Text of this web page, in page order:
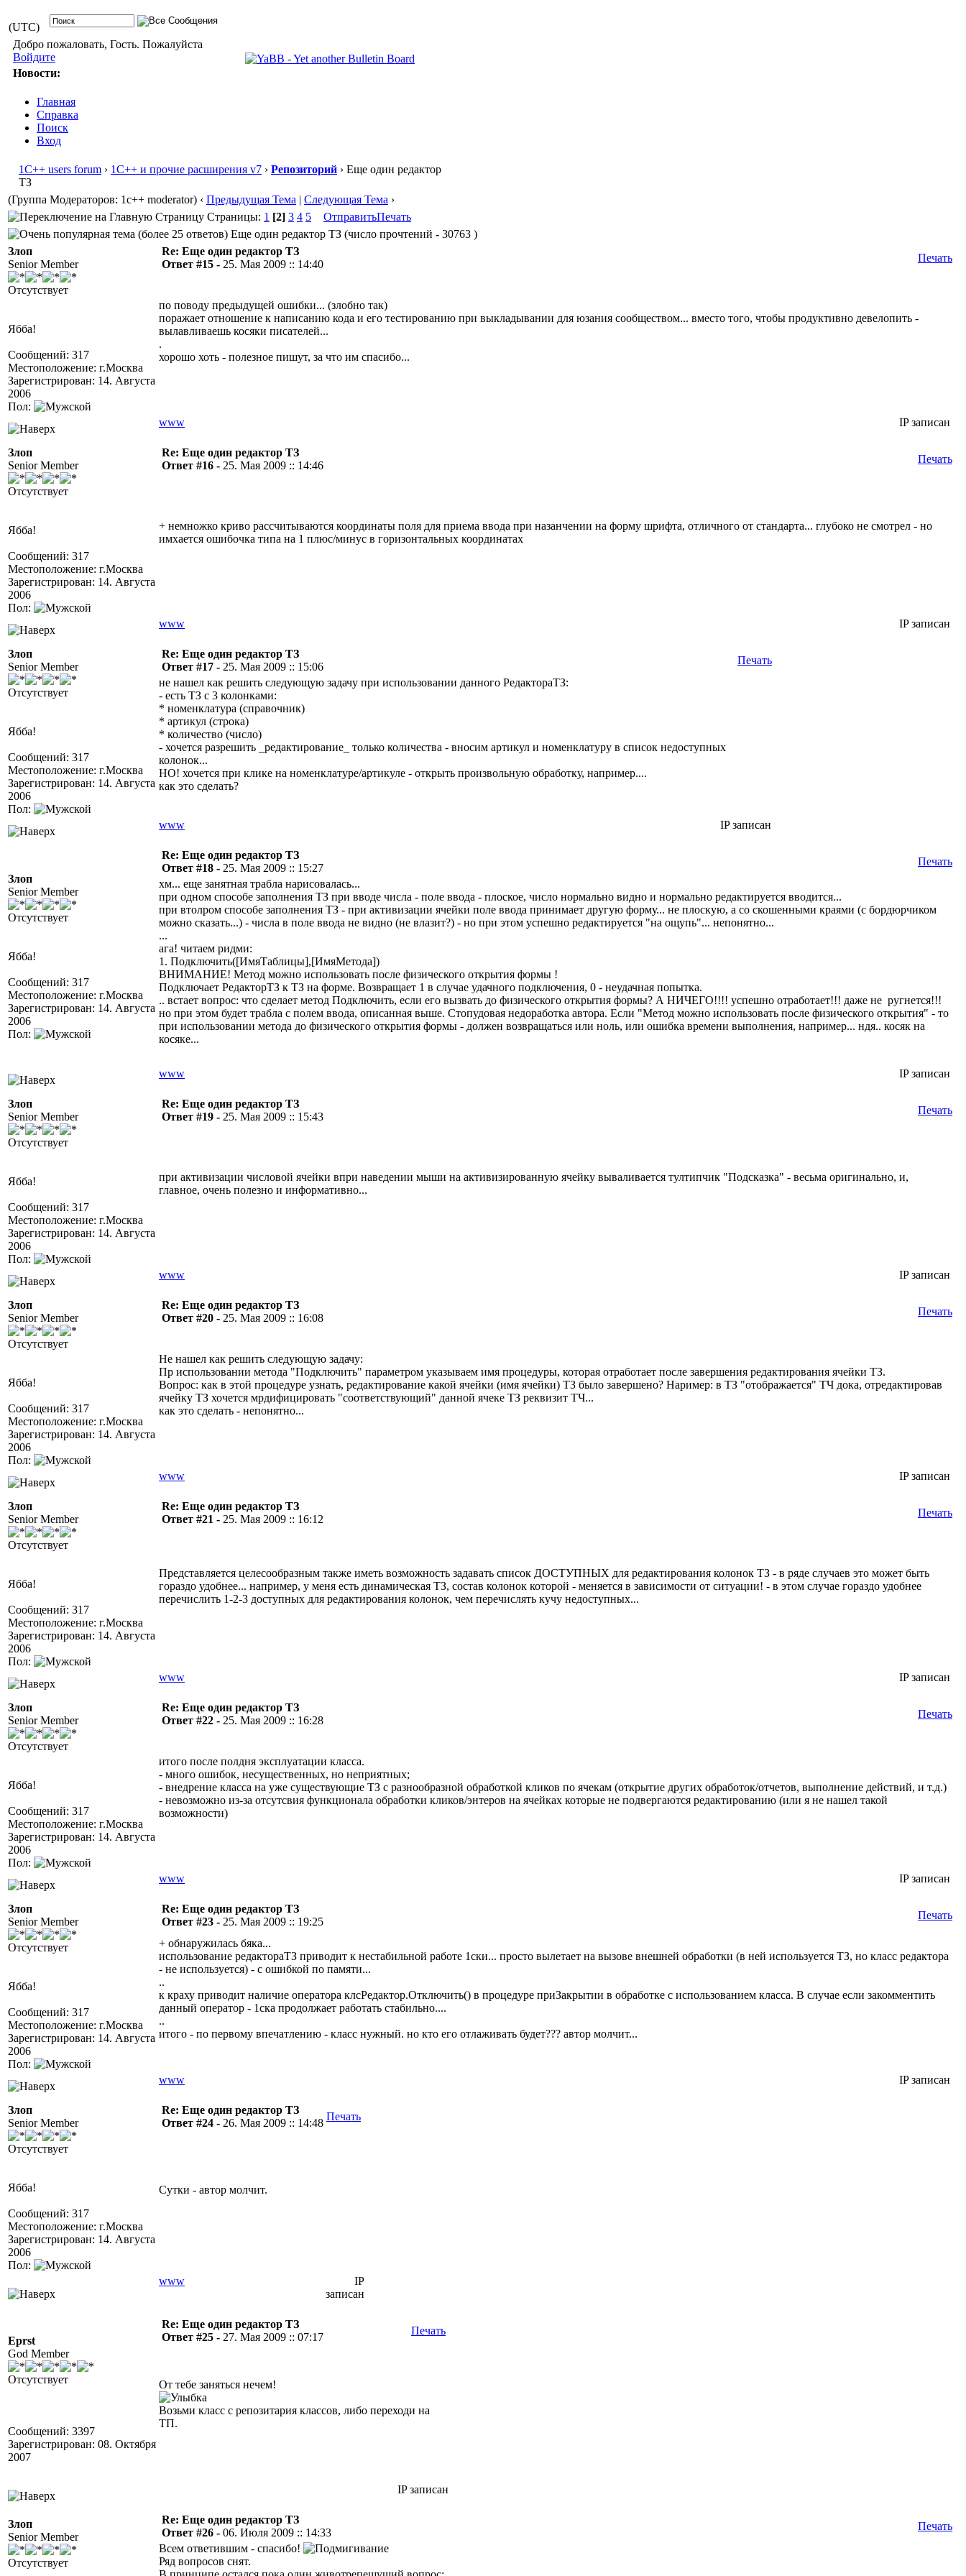
(UTC)
Добро пожаловать, Гость. Пожалуйста
Войдите
Новости:
Главная
Справка
Поиск
Вход
1С++ users forum › 1С++ и прочие расширения v7 › Репозиторий › Еще один редактор
ТЗ
(Группа Модераторов: 1c++ moderator) ‹ Предыдущая Тема | Следующая Тема ›
Страницы: 1 [2] 3 4 5 ОтправитьПечать
Еще один редактор ТЗ (число прочтений - 30763 )
Злоп
Senior Member
Отсутствует
Ябба!
Сообщений: 317
Местоположение: г.Москва
Зарегистрирован: 14. Августа
2006
Пол:
Re: Еще один редактор ТЗ
Ответ #15 - 25. Мая 2009 :: 14:40
Печать
по поводу предыдущей ошибки... (злобно так)
поражает отношение к написанию кода и его тестированию при выкладывании для юзания сообществом... вместо того, чтобы продуктивно девелопить -
вылавливаешь косяки писателей...
.
хорошо хоть - полезное пишут, за что им спасибо...
www IP записан
Злоп
Senior Member
Отсутствует
Ябба!
Сообщений: 317
Местоположение: г.Москва
Зарегистрирован: 14. Августа
2006
Пол:
Re: Еще один редактор ТЗ
Ответ #16 - 25. Мая 2009 :: 14:46
Печать
+ немножко криво рассчитываются координаты поля для приема ввода при назанчении на форму шрифта, отличного от стандарта... глубоко не смотрел - но
имхается ошибочка типа на 1 плюс/минус в горизонтальных координатах
www IP записан
Злоп
Senior Member
Отсутствует
Ябба!
Сообщений: 317
Местоположение: г.Москва
Зарегистрирован: 14. Августа
2006
Пол:
Re: Еще один редактор ТЗ
Ответ #17 - 25. Мая 2009 :: 15:06
Печать
не нашел как решить следующую задачу при использовании данного РедактораТЗ:
- есть ТЗ с 3 колонками:
* номенклатура (справочник)
* артикул (строка)
* количество (число)
- хочется разрешить _редактирование_ только количества - вносим артикул и номенклатуру в список недоступных
колонок...
НО! хочется при клике на номенклатуре/артикуле - открыть произвольную обработку, например....
как это сделать?
www IP записан
Злоп
Senior Member
Отсутствует
Ябба!
Сообщений: 317
Местоположение: г.Москва
Зарегистрирован: 14. Августа
2006
Пол:
Re: Еще один редактор ТЗ
Ответ #18 - 25. Мая 2009 :: 15:27
Печать
хм... еще занятная трабла нарисовалась...
при одном способе заполнения ТЗ при вводе числа - поле ввода - плоское, число нормально видно и нормально редактируется вводится...
при втолром способе заполнения ТЗ - при активизации ячейки поле ввода принимает другую форму... не плоскую, а со скошенными краями (с бордюрчиком
можно сказать...) - числа в поле ввода не видно (не влазит?) - но при этом успешно редактируется "на ощупь"... непонятно...
...
ага! читаем ридми:
1. Подключить([ИмяТаблицы],[ИмяМетода])
ВНИМАНИЕ! Метод можно использовать после физического открытия формы !
Подключает РедакторТЗ к ТЗ на форме. Возвращает 1 в случае удачного подключения, 0 - неудачная попытка.
.. встает вопрос: что сделает метод Подключить, если его вызвать до физического открытия формы? А НИЧЕГО!!!! успешно отработает!!! даже не ругнется!!!
но при этом будет трабла с полем ввода, описанная выше. Стопудовая недоработка автора. Если "Метод можно использовать после физического открытия" - то
при использовании метода до физического открытия формы - должен возвращаться или ноль, или ошибка времени выполнения, например... ндя.. косяк на
косяке...
www IP записан
Злоп
Senior Member
Отсутствует
Ябба!
Сообщений: 317
Местоположение: г.Москва
Зарегистрирован: 14. Августа
2006
Пол:
Re: Еще один редактор ТЗ
Ответ #19 - 25. Мая 2009 :: 15:43
Печать
при активизации числовой ячейки впри наведении мыши на активизированную ячейку вываливается тултипчик "Подсказка" - весьма оригинально, и,
главное, очень полезно и информативно...
www IP записан
Злоп
Senior Member
Отсутствует
Ябба!
Сообщений: 317
Местоположение: г.Москва
Зарегистрирован: 14. Августа
2006
Пол:
Re: Еще один редактор ТЗ
Ответ #20 - 25. Мая 2009 :: 16:08
Печать
Не нашел как решить следующую задачу:
Пр использовании метода "Подключить" параметром указываем имя процедуры, которая отработает после завершения редактирования ячейки ТЗ.
Вопрос: как в этой процедуре узнать, редактирование какой ячейки (имя ячейки) ТЗ было завершено? Наример: в ТЗ "отображается" ТЧ дока, отредактировав
ячейку ТЗ хочется мрдифицировать "соответствующий" данной ячеке ТЗ реквизит ТЧ...
как это сделать - непонятно...
www IP записан
Злоп
Senior Member
Отсутствует
Ябба!
Сообщений: 317
Местоположение: г.Москва
Зарегистрирован: 14. Августа
2006
Пол:
Re: Еще один редактор ТЗ
Ответ #21 - 25. Мая 2009 :: 16:12
Печать
Представляется целесообразным также иметь возможность задавать список ДОСТУПНЫХ для редактирования колонок ТЗ - в ряде случаев это может быть
гораздо удобнее... например, у меня есть динамическая ТЗ, состав колонок которой - меняется в зависимости от ситуации! - в этом случае гораздо удобнее
перечислить 1-2-3 доступных для редактирования колонок, чем перечислять кучу недоступных...
www IP записан
Злоп
Senior Member
Отсутствует
Ябба!
Сообщений: 317
Местоположение: г.Москва
Зарегистрирован: 14. Августа
2006
Пол:
Re: Еще один редактор ТЗ
Ответ #22 - 25. Мая 2009 :: 16:28
Печать
итого после полдня эксплуатации класса.
- много ошибок, несущественных, но неприятных;
- внедрение класса на уже существующие ТЗ с разнообразной обработкой кликов по ячекам (открытие других обработок/отчетов, выполнение действий, и т.д.)
- невозможно из-за отсутсвия функционала обработки кликов/энтеров на ячейках которые не подвергаются редактированию (или я не нашел такой
возможности)
www IP записан
Злоп
Senior Member
Отсутствует
Ябба!
Сообщений: 317
Местоположение: г.Москва
Зарегистрирован: 14. Августа
2006
Пол:
Re: Еще один редактор ТЗ
Ответ #23 - 25. Мая 2009 :: 19:25
Печать
+ обнаружилась бяка...
использование редактораТЗ приводит к нестабильной работе 1ски... просто вылетает на вызове внешней обработки (в ней используется ТЗ, но класс редактора
- не используется) - с ошибкой по памяти...
..
к краху приводит наличие оператора клсРедактор.Отключить() в процедуре приЗакрытии в обработке с использованием класса. В случае если закомментить
данный оператор - 1ска продолжает работать стабильно....
..
итого - по первому впечатлению - класс нужный. но кто его отлаживать будет??? автор молчит...
www IP записан
Злоп
Senior Member
Отсутствует
Ябба!
Сообщений: 317
Местоположение: г.Москва
Зарегистрирован: 14. Августа
2006
Пол:
Re: Еще один редактор ТЗ
Ответ #24 - 26. Мая 2009 :: 14:48
Печать
Сутки - автор молчит.
www
IP
записан
Eprst
God Member
Отсутствует
Сообщений: 3397
Зарегистрирован: 08. Октября
2007
Re: Еще один редактор ТЗ
Ответ #25 - 27. Мая 2009 :: 07:17
Печать
От тебе заняться нечем!
Возьми класс с репозитария классов, либо переходи на
ТП.
IP записан
Злоп
Senior Member
Отсутствует
Re: Еще один редактор ТЗ
Ответ #26 - 06. Июля 2009 :: 14:33
Печать
Всем ответившим - спасибо!
Ряд вопросов снят.